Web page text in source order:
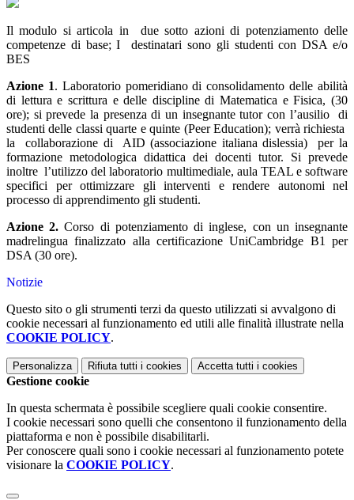
Il modulo si articola in due sotto azioni di potenziamento delle
competenze di base; I destinatari sono gli studenti con DSA e/o
BES
Azione 1. Laboratorio pomeridiano di consolidamento delle abilità
di lettura e scrittura e delle discipline di Matematica e Fisica, (30
ore); si prevede la presenza di un insegnante tutor con l’ausilio di
studenti delle classi quarte e quinte (Peer Education); verrà richiesta
la collaborazione di AID (associazione italiana dislessia) per la
formazione metodologica didattica dei docenti tutor. Si prevede
inoltre l’utilizzo del laboratorio multimediale, aula TEAL e software
specifici per ottimizzare gli interventi e rendere autonomi nel
processo di apprendimento gli studenti.
Azione 2. Corso di potenziamento di inglese, con un insegnante
madrelingua finalizzato alla certificazione UniCambridge B1 per
DSA (30 ore).
Notizie
Questo sito o gli strumenti terzi da questo utilizzati si avvalgono di
cookie necessari al funzionamento ed utili alle finalità illustrate nella
COOKIE POLICY.
Personalizza Rifiuta tutti i cookies Accetta tutti i cookies
Gestione cookie
In questa schermata è possibile scegliere quali cookie consentire.
I cookie necessari sono quelli che consentono il funzionamento della
piattaforma e non è possibile disabilitarli.
Per conoscere quali sono i cookie necessari al funzionamento potete
visionare la COOKIE POLICY.